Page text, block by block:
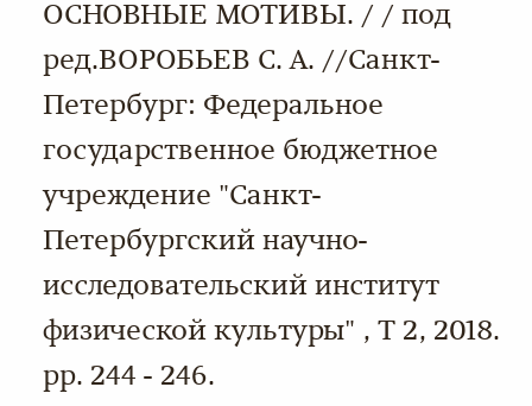
ОСНОВНЫЕ МОТИВЫ. / / под
ред.ВОРОБЬЕВ С. А. //Санкт-
Петербург: Федеральное
государственное бюджетное
учреждение "Санкт-
Петербургский научно-
исследовательский институт
физической культуры" , Т 2, 2018.
pp. 244 - 246.